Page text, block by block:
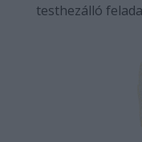
testhezálló